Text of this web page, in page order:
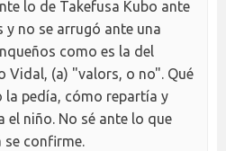
lo de Takefusa Kubo ante
y no se arrugó ante una
como es la del
Vidal, (a) "valors, o no". Qué
la pedía, cómo repartía y
el niño. No sé ante lo que
se confirme.